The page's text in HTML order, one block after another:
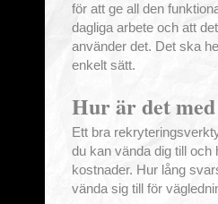
för att ge all den
dagliga arbete och att
använder det. Det ska
enkelt sätt.
Hur är det
Ett bra
du kan vända dig till
kostnader. Hur lång
vända sig till för